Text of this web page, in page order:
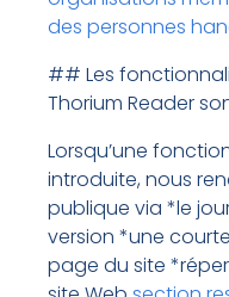
des personnes
## Les
Thorium Reader
Lorsqu’une
introduite, nous
publique via *le
version *une
page du site